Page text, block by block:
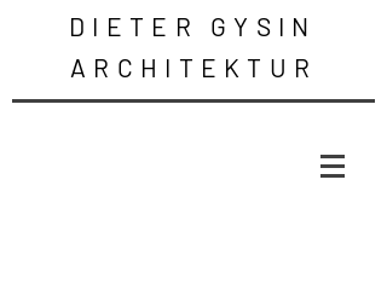
GYSIN
DIETER
ARCHITEKTUR